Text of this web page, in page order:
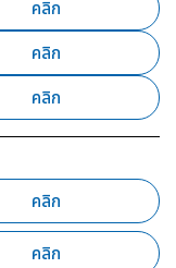
คลิก
คลิก
คลิก
คลิก
คลิก